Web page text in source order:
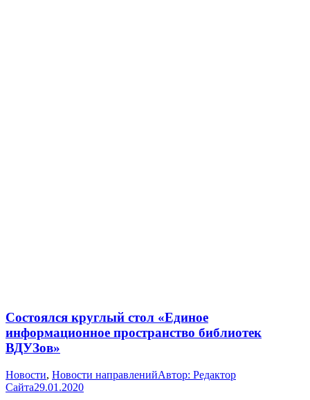
Состоялся круглый стол «Единое
информационное пространство библиотек
ВДУЗов»
Новости, Новости направленийАвтор: Редактор
Сайта29.01.2020